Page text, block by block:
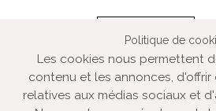
Contactez-nous
© VOZ‘Galerie
Politique de
Les cookies nous permettent
contenu et les annonces,
relatives aux médias sociaux et